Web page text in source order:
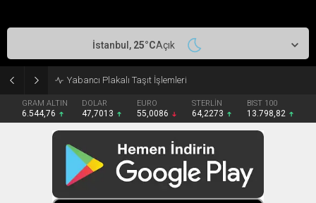
Makedonya-Yunanistan Canlı
GRAM ALTIN
6.544,76
DOLAR
47,7013
EURO
55,0086
STERLİN
64,2273
BIST 100
13.798,82
İstanbul, 25°CAçık